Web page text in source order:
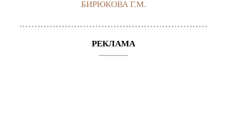
БИРЮКОВА Г.М.
РЕКЛАМА